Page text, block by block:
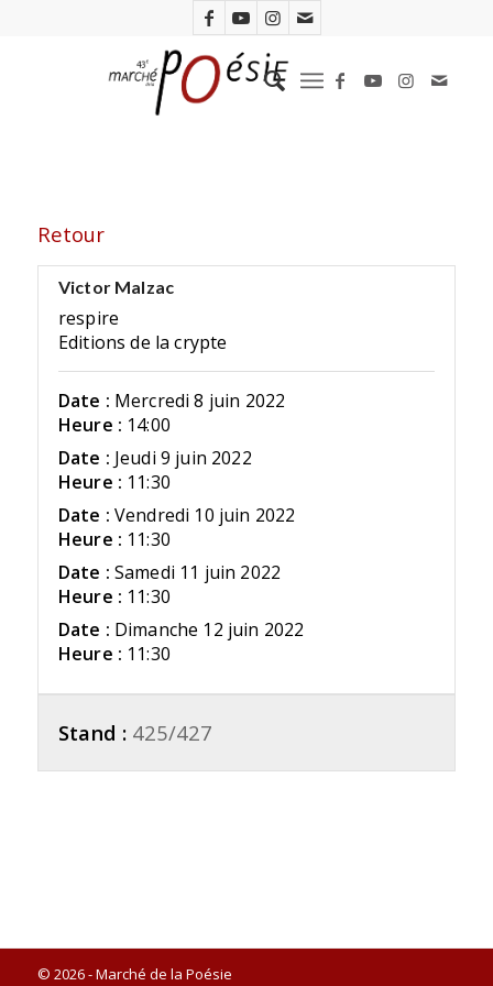
Retour
Victor Malzac
respire
Editions de la crypte
Date : Mercredi 8 juin 2022
Heure : 14:00
Date : Jeudi 9 juin 2022
Heure : 11:30
Date : Vendredi 10 juin 2022
Heure : 11:30
Date : Samedi 11 juin 2022
Heure : 11:30
Date : Dimanche 12 juin 2022
Heure : 11:30
Stand : 425/427
© 2026 - Marché de la Poésie